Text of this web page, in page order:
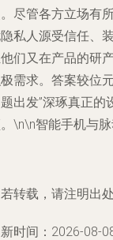
尽管各方立场有
私人源受信任、
们又在产品的研
需求。答案较位
出发”深琢真正
\n\n智能手机与
转载，请注明出
时间：2026-08-